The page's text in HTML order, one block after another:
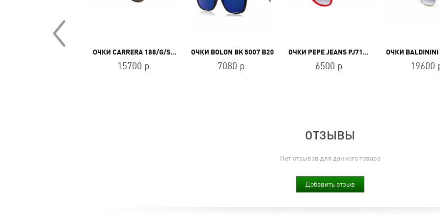
ОЧКИ CARRERA 188/G/S J5GIR
15700 р.
ОЧКИ BOLON BK 5007 B20
7080 р.
ОЧКИ PEPE JEANS PJ7191C356
6500 р. 19600
ОТЗЫВЫ
Нет отзывов для данного товара
Добавить отзыв